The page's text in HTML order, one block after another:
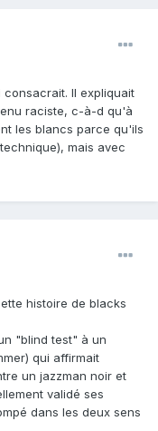
Il expliquait
raciste, c-à-d qu'à
les blancs parce qu'ils
mais avec
histoire de blacks
"blind test" à un
qui affirmait
un jazzman noir et
validé ses
dans les deux sens